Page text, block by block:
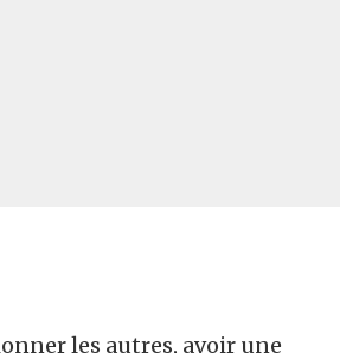
les autres, avoir une